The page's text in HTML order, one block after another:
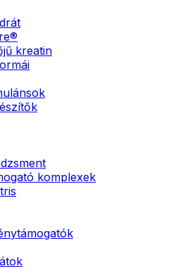
kreatin
komplexek